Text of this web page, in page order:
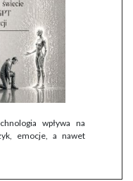
wpływa na
emocje, a nawet